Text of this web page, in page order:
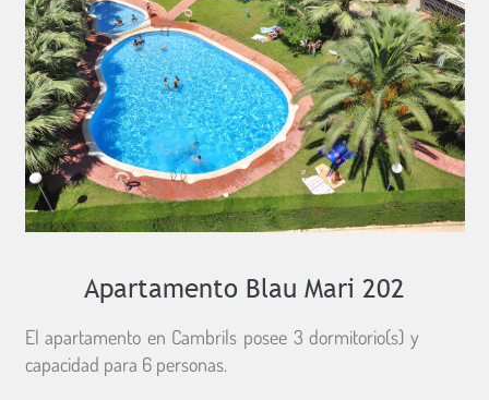
Apartamento Blau Mari 202
El apartamento en Cambrils posee 3 dormitorio(s) y
capacidad para 6 personas.